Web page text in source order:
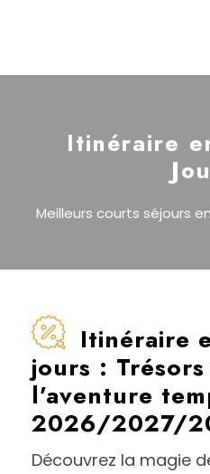
Itinéraire
Meilleurs courts séjours
Itinéraire
jours :
l’aventure
2026/2027/
Découvrez la magie